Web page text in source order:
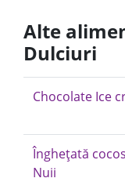
Alte
Dulciuri
Chocolate Ice
Înghețată
Nuii